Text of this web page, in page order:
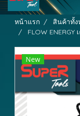
หน้าแรก สินค้าทั้ง
FLOW
New